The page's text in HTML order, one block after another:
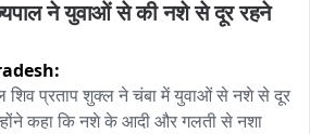
ने युवाओं से की नशे से दूर रहने
शिव प्रताप शुक्ल ने चंबा में युवाओं से नशे से दूर
कहा कि नशे के आदी और गलती से नशा